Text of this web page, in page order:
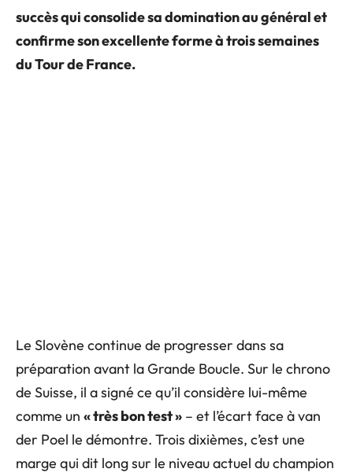
succès qui consolide sa domination au général et
confirme son excellente forme à trois semaines
du Tour de France.
Le Slovène continue de progresser dans sa
préparation avant la Grande Boucle. Sur le chrono
de Suisse, il a signé ce qu’il considère lui-même
comme un « très bon test » – et l’écart face à van
der Poel le démontre. Trois dixièmes, c’est une
marge qui dit long sur le niveau actuel du champion